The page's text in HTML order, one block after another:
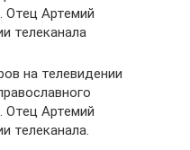
Отец Артемий
телеканала
на телевидении
Отец Артемий
телеканала.